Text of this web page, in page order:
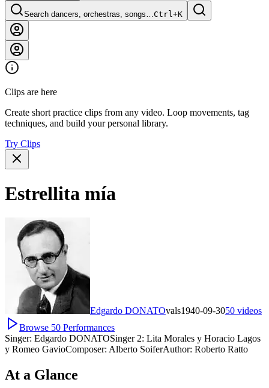
Search dancers, orchestras, songs…Ctrl+K
Clips are here
Create short practice clips from any video. Loop movements, tag
techniques, and build your personal library.
Try Clips
Estrellita mía
Edgardo DONATOvals1940-09-3050 videos
Browse 50 Performances
Singer: Edgardo DONATOSinger 2: Lita Morales y Horacio Lagos
y Romeo GavioComposer: Alberto SoiferAuthor: Roberto Ratto
At a Glance